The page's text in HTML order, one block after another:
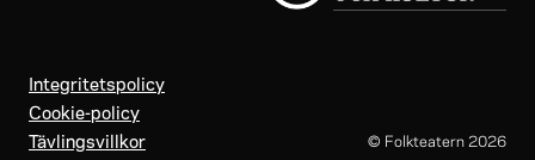
Integritetspolicy
Cookie-policy
Tävlingsvillkor
© Folkteatern 2026